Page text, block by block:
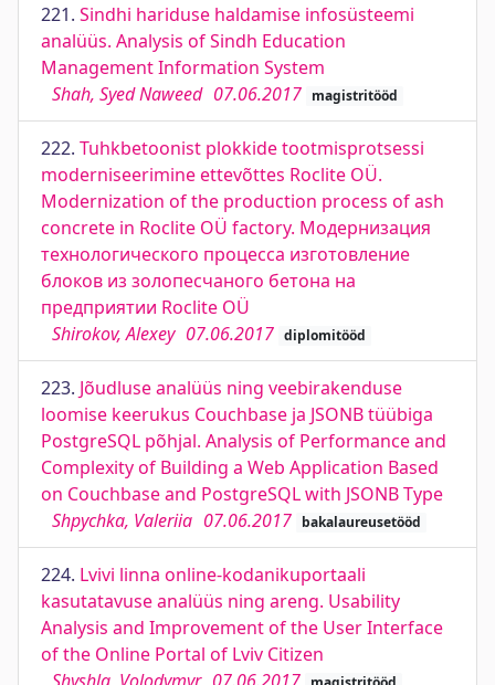
221. Sindhi hariduse haldamise infosüsteemi
analüüs. Analysis of Sindh Education
Management Information System
Shah, Syed Naweed 07.06.2017 magistritööd
222. Tuhkbetoonist plokkide tootmisprotsessi
moderniseerimine ettevõttes Roclite OÜ.
Modernization of the production process of ash
concrete in Roclite OÜ factory. Модернизация
технологического процесса изготовление
блоков из золопесчаного бетона на
предприятии Roclite OÜ
Shirokov, Alexey 07.06.2017 diplomitööd
223. Jõudluse analüüs ning veebirakenduse
loomise keerukus Couchbase ja JSONB tüübiga
PostgreSQL põhjal. Analysis of Performance and
Complexity of Building a Web Application Based
on Couchbase and PostgreSQL with JSONB Type
Shpychka, Valeriia 07.06.2017 bakalaureusetööd
224. Lvivi linna online-kodanikuportaali
kasutatavuse analüüs ning areng. Usability
Analysis and Improvement of the User Interface
of the Online Portal of Lviv Citizen